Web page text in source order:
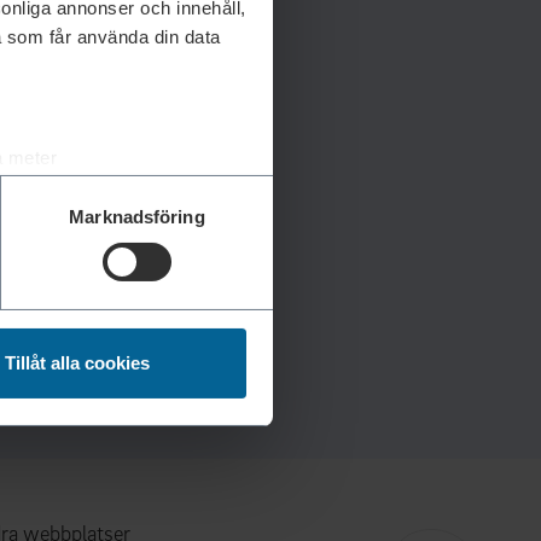
annonser och innehåll,
får använda din data
. Du kan ändra
funktioner för
information från din enhet
kombinera informationen
tjänster.
Marknadsföring
Tillåt alla cookies
webbplatser